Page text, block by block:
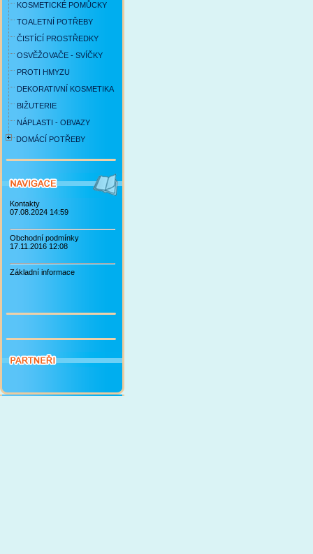
KOSMETICKÉ POMŮCKY
TOALETNÍ POTŘEBY
ČISTÍCÍ PROSTŘEDKY
OSVĚŽOVAČE - SVÍČKY
PROTI HMYZU
DEKORATIVNÍ KOSMETIKA
BIŽUTERIE
NÁPLASTI - OBVAZY
DOMÁCÍ POTŘEBY
Kontakty
07.08.2024 14:59
Obchodní podmínky
17.11.2016 12:08
Základní informace